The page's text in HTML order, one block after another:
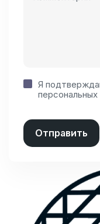
Я
Отправить